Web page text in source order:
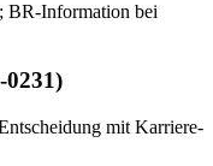
BR-Information bei
mit Karriere-